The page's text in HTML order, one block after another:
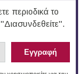
περιοδικά το